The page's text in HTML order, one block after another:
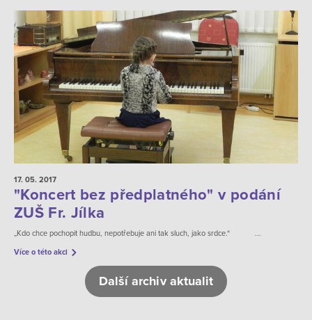
17. 05. 2017
"Koncert bez předplatného" v podání
ZUŠ Fr. Jílka
„Kdo chce pochopit hudbu, nepotřebuje ani tak sluch, jako srdce.“ ...
Více o této akci
Další archiv aktualit